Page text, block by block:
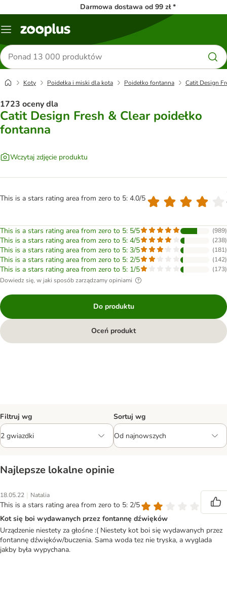
Darmowa dostawa od 99 zł *
Menu
Szukaj
produktów
Koty Poidełka i miski dla kota Poidełko fontanna Catit Design
1723 oceny dla
Catit Design Fresh & Clear poidełko
fontanna
Wczytaj zdjęcie produktu
This is a stars rating area from zero to 5: 4.0/5
This is a stars rating area from zero to 5: 5/5 (989)
This is a stars rating area from zero to 5: 4/5 (238)
This is a stars rating area from zero to 5: 3/5 (181)
This is a stars rating area from zero to 5: 2/5 (142)
This is a stars rating area from zero to 5: 1/5 (173)
Dowiedz się, w jaki sposób zarządzamy opiniami
Do produktu
Oceń produkt
Filtruj wg Sortuj wg
Najlepsze lokalne opinie
18.05.22 | Natalia
This is a stars rating area from zero to 5: 2/5
Kot się boi wydawanych przez fontannę dźwięków
Urządzenie niestety za głośne :( Niestety kot boi się wydawanych przez
fontannę dźwięków/buczenia. Sama woda tez nie tryska, a wyglada
jakby była wypychana.